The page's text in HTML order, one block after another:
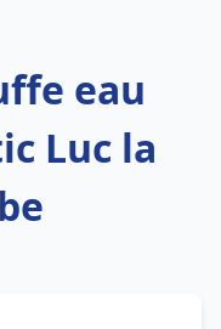
eau
Luc la